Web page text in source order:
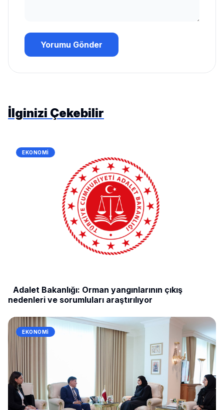
Yorumu Gönder
İlginizi Çekebilir
EKONOMI
Adalet Bakanlığı: Orman yangınlarının çıkış
nedenleri ve sorumluları araştırılıyor
EKONOMI